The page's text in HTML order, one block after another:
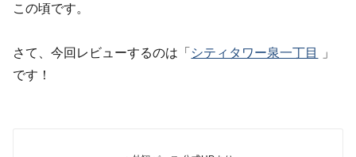
この頃です。
さて、今回レビューするのは「シティタワー泉一丁目
」
です！